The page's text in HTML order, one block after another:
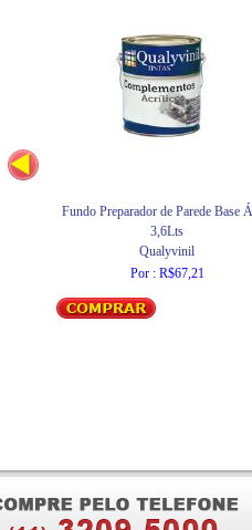
Fundo Preparador de Parede Base
3,6Lts
Qualyvinil
Por : R$67,21